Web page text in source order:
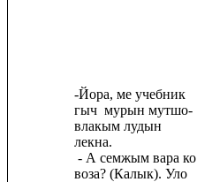
-Йора, ме учебник
гыч мурын мутшо-
влакым лудын
лекна.
- А семжым вара ко
воза? (Калык). Уло